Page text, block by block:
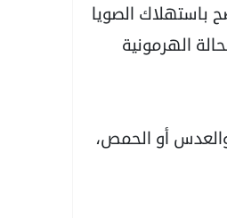
باستهلاك الصويا
الهرمونية
والعدس أو الحمص،